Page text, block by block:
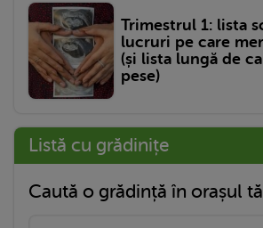
Trimestrul 1: lista
lucruri pe care
(și lista lungă de
pese)
Listă cu grădinițe
Caută o grădință în orașul